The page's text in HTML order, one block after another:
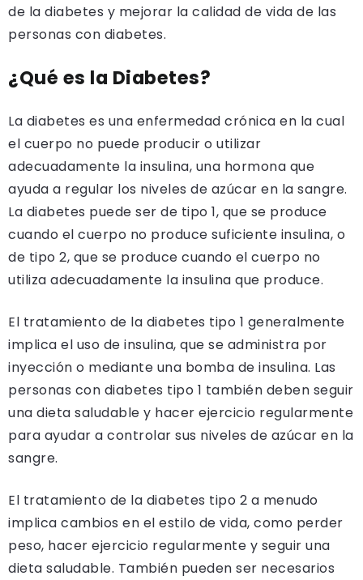
de la diabetes y mejorar la calidad de vida de las
personas con diabetes.
¿Qué es la Diabetes?
La diabetes es una enfermedad crónica en la cual
el cuerpo no puede producir o utilizar
adecuadamente la insulina, una hormona que
ayuda a regular los niveles de azúcar en la sangre.
La diabetes puede ser de tipo 1, que se produce
cuando el cuerpo no produce suficiente insulina, o
de tipo 2, que se produce cuando el cuerpo no
utiliza adecuadamente la insulina que produce.
El tratamiento de la diabetes tipo 1 generalmente
implica el uso de insulina, que se administra por
inyección o mediante una bomba de insulina. Las
personas con diabetes tipo 1 también deben seguir
una dieta saludable y hacer ejercicio regularmente
para ayudar a controlar sus niveles de azúcar en la
sangre.
El tratamiento de la diabetes tipo 2 a menudo
implica cambios en el estilo de vida, como perder
peso, hacer ejercicio regularmente y seguir una
dieta saludable. También pueden ser necesarios